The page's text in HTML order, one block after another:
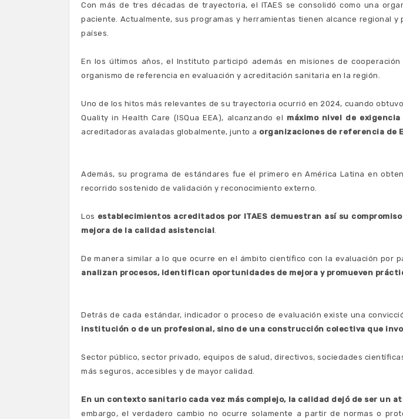
Con más de tres décadas de trayectoria, el ITAES se consolidó como una
paciente. Actualmente, sus programas y herramientas tienen alcance regional
países.
En los últimos años, el Instituto participó además en misiones de
organismo de referencia en evaluación y acreditación sanitaria en la región.
Uno de los hitos más relevantes de su trayectoria ocurrió en 2024, cuando
Quality in Health Care (ISQua EEA), alcanzando el máximo nivel de
acreditadoras avaladas globalmente, junto a organizaciones de referencia de
Además, su programa de estándares fue el primero en América Latina en
recorrido sostenido de validación y reconocimiento externo.
Los establecimientos acreditados por ITAES demuestran así su
mejora de la calidad asistencial.
De manera similar a lo que ocurre en el ámbito científico con la evaluación por
analizan procesos, identifican oportunidades de mejora y promueven
Detrás de cada estándar, indicador o proceso de evaluación existe una
institución o de un profesional, sino de una construcción colectiva que
Sector público, sector privado, equipos de salud, directivos, sociedades
más seguros, accesibles y de mayor calidad.
En un contexto sanitario cada vez más complejo, la calidad dejó de ser
embargo, el verdadero cambio no ocurre solamente a partir de normas o